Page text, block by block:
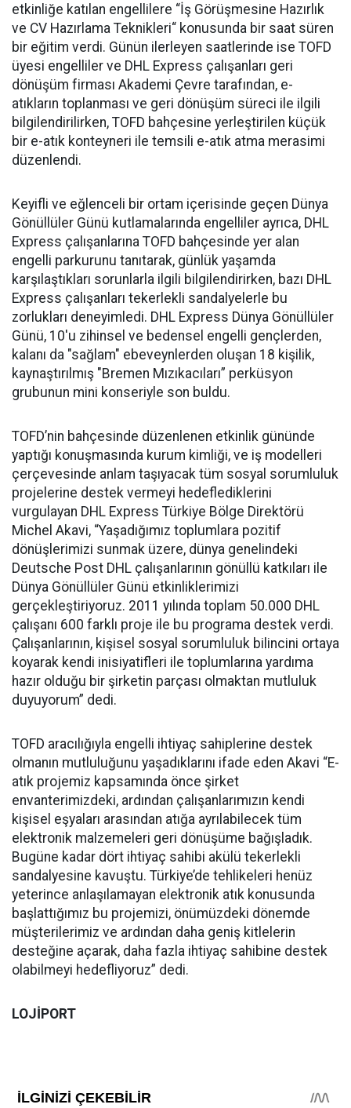
etkinliğe katılan engellilere “İş Görüşmesine Hazırlık
ve CV Hazırlama Teknikleri“ konusunda bir saat süren
bir eğitim verdi. Günün ilerleyen saatlerinde ise TOFD
üyesi engelliler ve DHL Express çalışanları geri
dönüşüm firması Akademi Çevre tarafından, e-
atıkların toplanması ve geri dönüşüm süreci ile ilgili
bilgilendirilirken, TOFD bahçesine yerleştirilen küçük
bir e-atık konteyneri ile temsili e-atık atma merasimi
düzenlendi.
Keyifli ve eğlenceli bir ortam içerisinde geçen Dünya
Gönüllüler Günü kutlamalarında engelliler ayrıca, DHL
Express çalışanlarına TOFD bahçesinde yer alan
engelli parkurunu tanıtarak, günlük yaşamda
karşılaştıkları sorunlarla ilgili bilgilendirirken, bazı DHL
Express çalışanları tekerlekli sandalyelerle bu
zorlukları deneyimledi. DHL Express Dünya Gönüllüler
Günü, 10'u zihinsel ve bedensel engelli gençlerden,
kalanı da "sağlam" ebeveynlerden oluşan 18 kişilik,
kaynaştırılmış "Bremen Mızıkacıları” perküsyon
grubunun mini konseriyle son buldu.
TOFD’nin bahçesinde düzenlenen etkinlik gününde
yaptığı konuşmasında kurum kimliği, ve iş modelleri
çerçevesinde anlam taşıyacak tüm sosyal sorumluluk
projelerine destek vermeyi hedeflediklerini
vurgulayan DHL Express Türkiye Bölge Direktörü
Michel Akavi, “Yaşadığımız toplumlara pozitif
dönüşlerimizi sunmak üzere, dünya genelindeki
Deutsche Post DHL çalışanlarının gönüllü katkıları ile
Dünya Gönüllüler Günü etkinliklerimizi
gerçekleştiriyoruz. 2011 yılında toplam 50.000 DHL
çalışanı 600 farklı proje ile bu programa destek verdi.
Çalışanlarının, kişisel sosyal sorumluluk bilincini ortaya
koyarak kendi inisiyatifleri ile toplumlarına yardıma
hazır olduğu bir şirketin parçası olmaktan mutluluk
duyuyorum” dedi.
TOFD aracılığıyla engelli ihtiyaç sahiplerine destek
olmanın mutluluğunu yaşadıklarını ifade eden Akavi “E-
atık projemiz kapsamında önce şirket
envanterimizdeki, ardından çalışanlarımızın kendi
kişisel eşyaları arasından atığa ayrılabilecek tüm
elektronik malzemeleri geri dönüşüme bağışladık.
Bugüne kadar dört ihtiyaç sahibi akülü tekerlekli
sandalyesine kavuştu. Türkiye’de tehlikeleri henüz
yeterince anlaşılamayan elektronik atık konusunda
başlattığımız bu projemizi, önümüzdeki dönemde
müşterilerimiz ve ardından daha geniş kitlelerin
desteğine açarak, daha fazla ihtiyaç sahibine destek
olabilmeyi hedefliyoruz” dedi.
LOJİPORT